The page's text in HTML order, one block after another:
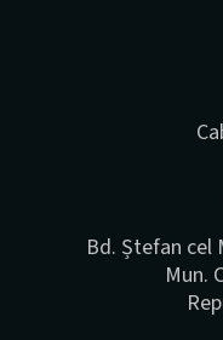
Bd. Ștefan cel
Mun.